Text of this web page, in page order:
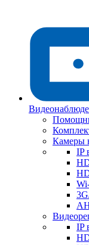
Камеры
IP
IP